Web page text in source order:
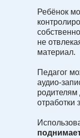
Ребёнок
не
материал.
Педагог
аудио-
родителям
отработки